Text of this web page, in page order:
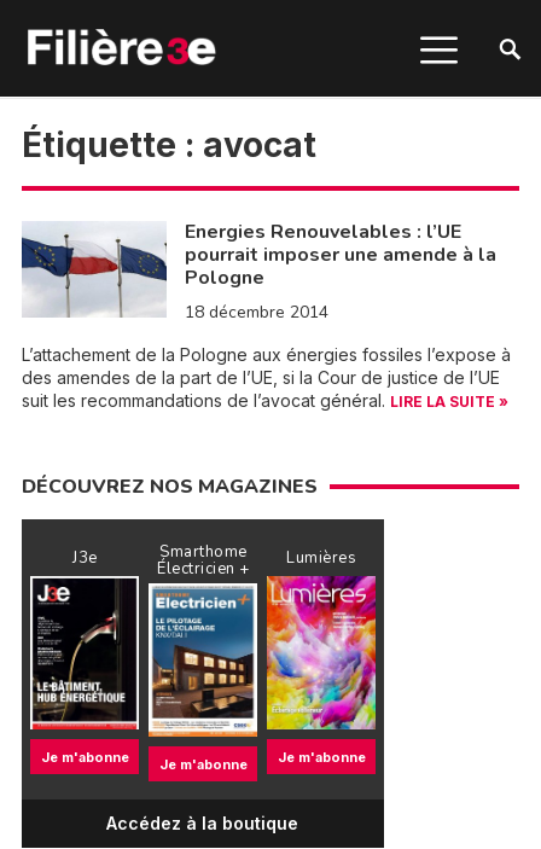
Étiquette : avocat
Energies Renouvelables : l’UE
pourrait imposer une amende à la
Pologne
18 décembre 2014
L’attachement de la Pologne aux énergies fossiles l’expose à
des amendes de la part de l’UE, si la Cour de justice de l’UE
suit les recommandations de l’avocat général. LIRE LA SUITE »
DÉCOUVREZ NOS MAGAZINES
J3e
Je m'abonne
Smarthome
Électricien +
Je m'abonne
Lumières
Je m'abonne
Accédez à la boutique